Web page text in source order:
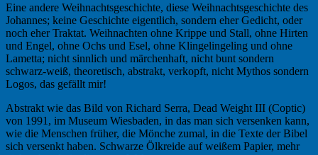
Eine andere Weihnachtsgeschichte, diese Weihnachtsgeschichte des
Johannes; keine Geschichte eigentlich, sondern eher Gedicht, oder
noch eher Traktat. Weihnachten ohne Krippe und Stall, ohne Hirten
und Engel, ohne Ochs und Esel, ohne Klingelingeling und ohne
Lametta; nicht sinnlich und märchenhaft, nicht bunt sondern
schwarz-weiß, theoretisch, abstrakt, verkopft, nicht Mythos sondern
Logos, das gefällt mir!
Abstrakt wie das Bild von Richard Serra, Dead Weight III (Coptic)
von 1991, im Museum Wiesbaden, in das man sich versenken kann,
wie die Menschen früher, die Mönche zumal, in die Texte der Bibel
sich versenkt haben. Schwarze Ölkreide auf weißem Papier, mehr